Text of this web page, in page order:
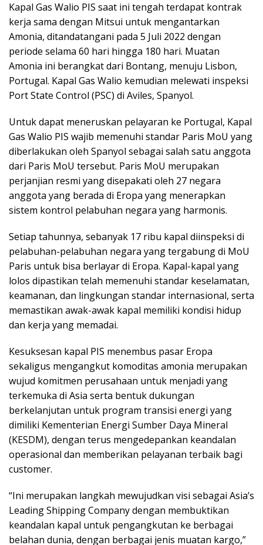
Kapal Gas Walio PIS saat ini tengah terdapat kontrak
kerja sama dengan Mitsui untuk mengantarkan
Amonia, ditandatangani pada 5 Juli 2022 dengan
periode selama 60 hari hingga 180 hari. Muatan
Amonia ini berangkat dari Bontang, menuju Lisbon,
Portugal. Kapal Gas Walio kemudian melewati inspeksi
Port State Control (PSC) di Aviles, Spanyol.
Untuk dapat meneruskan pelayaran ke Portugal, Kapal
Gas Walio PIS wajib memenuhi standar Paris MoU yang
diberlakukan oleh Spanyol sebagai salah satu anggota
dari Paris MoU tersebut. Paris MoU merupakan
perjanjian resmi yang disepakati oleh 27 negara
anggota yang berada di Eropa yang menerapkan
sistem kontrol pelabuhan negara yang harmonis.
Setiap tahunnya, sebanyak 17 ribu kapal diinspeksi di
pelabuhan-pelabuhan negara yang tergabung di MoU
Paris untuk bisa berlayar di Eropa. Kapal-kapal yang
lolos dipastikan telah memenuhi standar keselamatan,
keamanan, dan lingkungan standar internasional, serta
memastikan awak-awak kapal memiliki kondisi hidup
dan kerja yang memadai.
Kesuksesan kapal PIS menembus pasar Eropa
sekaligus mengangkut komoditas amonia merupakan
wujud komitmen perusahaan untuk menjadi yang
terkemuka di Asia serta bentuk dukungan
berkelanjutan untuk program transisi energi yang
dimiliki Kementerian Energi Sumber Daya Mineral
(KESDM), dengan terus mengedepankan keandalan
operasional dan memberikan pelayanan terbaik bagi
customer.
“Ini merupakan langkah mewujudkan visi sebagai Asia’s
Leading Shipping Company dengan membuktikan
keandalan kapal untuk pengangkutan ke berbagai
belahan dunia, dengan berbagai jenis muatan kargo,”